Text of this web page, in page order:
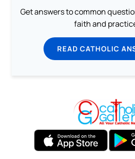
Get answers to common
faith and
READ CATHOLIC